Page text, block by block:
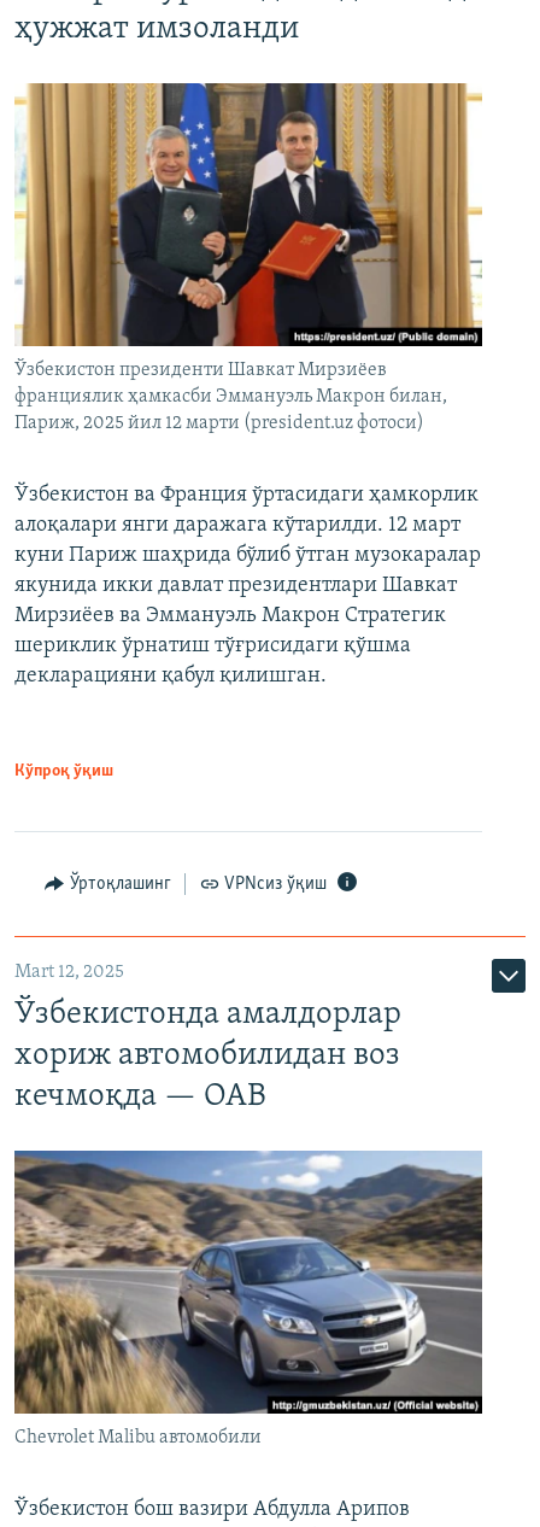
ҳужжат имзоланди
Ўзбекистон президенти Шавкат Мирзиёев
франциялик ҳамкасби Эммануэль Макрон билан,
Париж, 2025 йил 12 марти (president.uz фотоси)
Ўзбекистон ва Франция ўртасидаги ҳамкорлик
алоқалари янги даражага кўтарилди. 12 март
куни Париж шаҳрида бўлиб ўтган музокаралар
якунида икки давлат президентлари Шавкат
Мирзиёев ва Эммануэль Макрон Стратегик
шериклик ўрнатиш тўғрисидаги қўшма
декларацияни қабул қилишган.
Кўпроқ ўқиш
Ўртоқлашинг VPNсиз ўқиш
Mart 12, 2025
Ўзбекистонда амалдорлар
хориж автомобилидан воз
кечмоқда — ОАВ
Chevrolet Malibu автомобили
Ўзбекистон бош вазири Абдулла Арипов